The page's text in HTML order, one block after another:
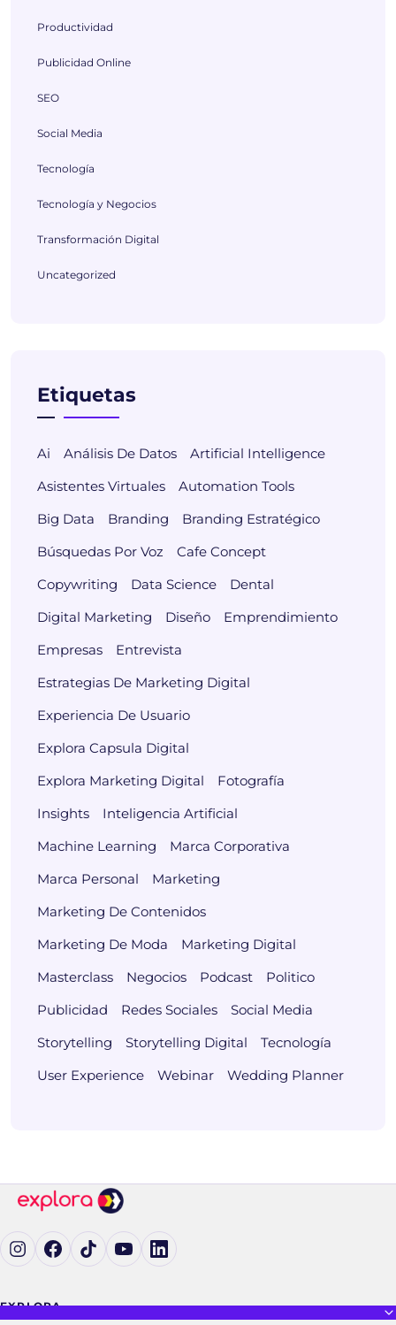
Productividad
Publicidad Online
SEO
Social Media
Tecnología
Tecnología y Negocios
Transformación Digital
Uncategorized
Etiquetas
Ai Análisis De Datos
Artificial Intelligence
Asistentes Virtuales
Automation Tools
Big Data
Branding
Branding Estratégico
Búsquedas Por Voz
Cafe Concept
Copywriting
Data Science
Dental
Digital Marketing
Diseño
Emprendimiento
Empresas
Entrevista
Estrategias De Marketing Digital
Experiencia De Usuario
Explora Capsula Digital
Explora Marketing Digital
Fotografía
Insights
Inteligencia Artificial
Machine Learning
Marca Corporativa
Marca Personal
Marketing
Marketing De Contenidos
Marketing De Moda
Marketing Digital
Masterclass
Negocios Podcast
Politico
Publicidad
Redes Sociales
Social Media
Storytelling
Storytelling Digital
Tecnología
User Experience
Webinar Wedding Planner
Ig (se abre en una pestaña nueva)
Fb (se abre en una pestaña nueva)
tK (se abre en una pestaña nueva)
yT (se abre en una pestaña nueva)
in (se abre en una pestaña nueva)
EXPLORA